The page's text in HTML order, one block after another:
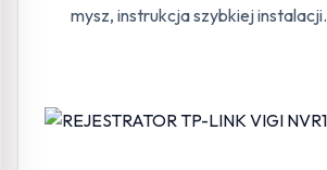
mysz, instrukcja szybkiej instalacji.